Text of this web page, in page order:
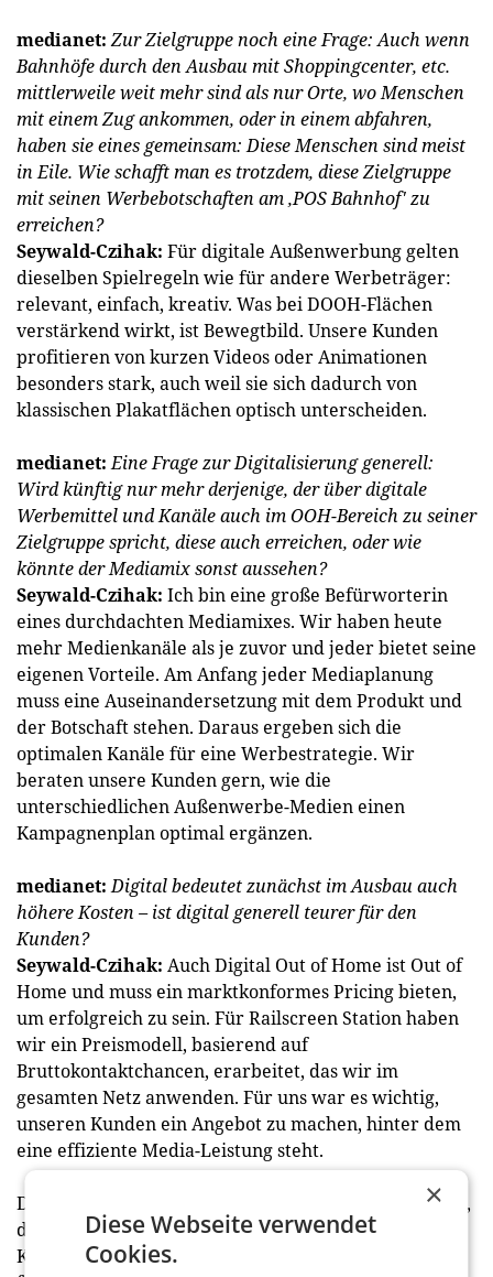
medianet:Zur Zielgruppe noch eine Frage: Auch wenn
Bahnhöfe durch den Ausbau mit Shoppingcenter, etc.
mittlerweile weit mehr sind als nur Orte, wo Menschen
mit einem Zug ankommen, oder in einem abfahren,
haben sie eines gemeinsam: Diese Menschen sind meist
in Eile. Wie schafft man es trotzdem, diese Ziel­gruppe
mit seinen Werbebotschaften am ‚POS Bahnhof' zu
erreichen?
Seywald-Czihak: Für digitale Außenwerbung gelten
dieselben Spielregeln wie für andere Werbeträger:
relevant, einfach, kreativ. Was bei DOOH-Flächen
verstärkend wirkt, ist Bewegtbild. Unsere Kunden
profitieren von kurzen Videos oder Animationen
besonders stark, auch weil sie sich dadurch von
klassischen Plakatflächen optisch unterscheiden.
medianet:Eine Frage zur Digitalisierung generell:
Wird künftig nur mehr derjenige, der über digitale
Werbemittel und Kanäle auch im OOH-Bereich zu seiner
Zielgruppe spricht, diese auch erreichen, oder wie
könnte der Mediamix sonst aussehen?
Seywald-Czihak: Ich bin eine große Befürworterin
eines durchdachten Mediamixes. Wir haben heute
mehr Medienkanäle als je zuvor und jeder bietet seine
eigenen Vorteile. Am Anfang jeder Mediaplanung
muss eine Auseinandersetzung mit dem Produkt und
der Botschaft stehen. Daraus ergeben sich die
optimalen Kanäle für eine Werbestrategie. Wir
beraten unsere Kunden gern, wie die
unterschiedlichen Außenwerbe-Medien einen
Kampagnenplan optimal ergänzen.
medianet:Digital bedeutet zunächst im Ausbau auch
höhere Kosten – ist digital generell teurer für den
Kunden?
Seywald-Czihak: Auch Digital Out of Home ist Out of
Home und muss ein marktkonformes Pricing bieten,
um erfolgreich zu sein. Für Railscreen Station haben
wir ein Preismodell, basierend auf
Bruttokontaktchancen, erarbeitet, das wir im
gesamten Netz anwenden. Für uns war es wichtig,
unseren Kunden ein Angebot zu machen, hinter dem
eine effiziente Media-Leistung steht.
Digitale Werbeflächen haben zwei gewaltige Vorteile,
die sich in der Preisgestaltung positiv für unsere
Kunden auswirken: Es gibt keine technischen Kosten
×
Diese Webseite verwendet
Cookies.